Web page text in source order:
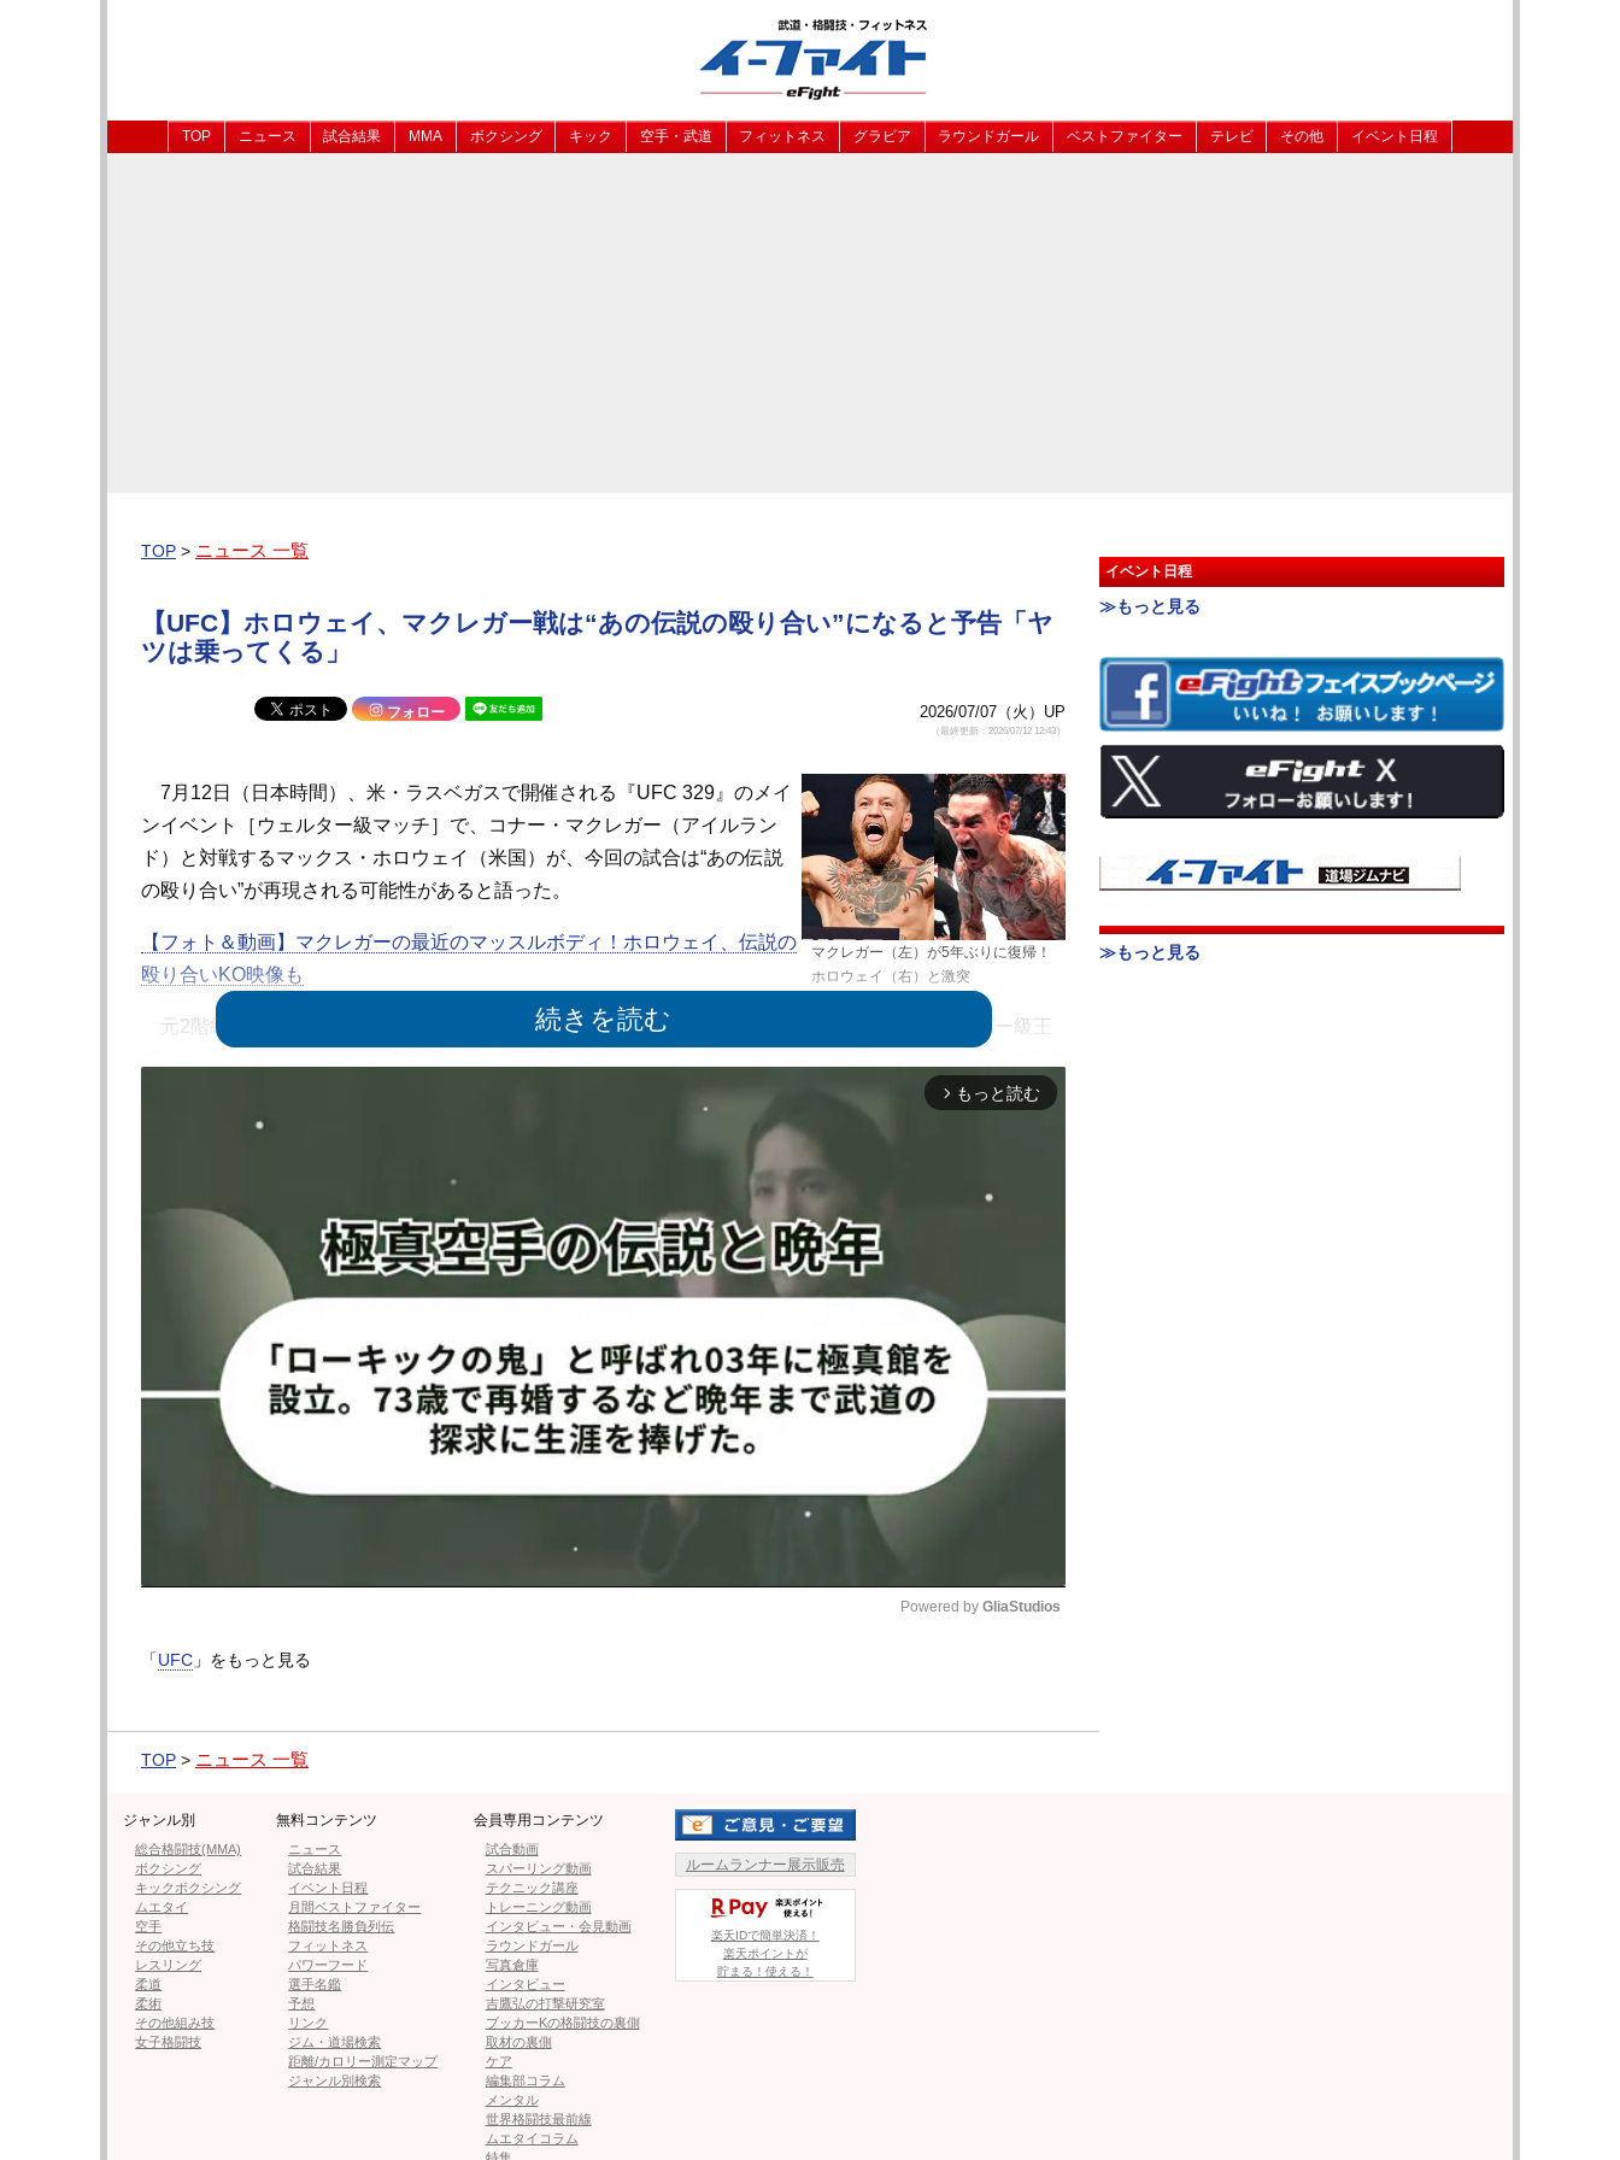
TOP ニュース 試合結果 MMA ボクシング キック 空手・武道 フィットネス グラビア ラウンドガール ベストファイター テレビ その他 イベント日程
TOP > ニュース 一覧
【UFC】ホロウェイ、マクレガー戦は“あの伝説の殴り合い”になると予告「ヤ
ツは乗ってくる」
フォロー 2026/07/07（火）UP
（最終更新：2026/07/12 12:43）
マクレガー（左）が5年ぶりに復帰！
ホロウェイ（右）と激突
7月12日（日本時間）、米・ラスベガスで開催される『UFC 329』のメイ
ンイベント［ウェルター級マッチ］で、コナー・マクレガー（アイルラン
ド）と対戦するマックス・ホロウェイ（米国）が、今回の試合は“あの伝説
の殴り合い”が再現される可能性があると語った。
【フォト＆動画】マクレガーの最近のマッスルボディ！ホロウェイ、伝説の
殴り合いKO映像も
元2階級制覇王者マクレガーの約5年ぶりのオクタゴン復帰となる注目の一戦。元UFC世界フェザー級王
ホロウェイは6日にYouTube公開された『MMA Fighting』のデイモン・マーティン記者の取材で、5年ぶ
りに復帰するマクレガーに対して「この5年間、彼が何をしてきたかは俺たちも見てきた。『彼はパーティ
ーばかりやってきた』と多くが語るが、それも彼が敢えて見せてきたかもしれない。閉ざされたドアの向
こうで何が起きていたかなんて誰にも分からない」と警戒。
さらに「5年あれば、心身のリセットができる。減量をしなくて済むし、体を回復させることができる。
私は最高の状態のコナー・マクレガーを想定している」と、歴史に残る一戦になることを期待した。
ホロウェイの歴史に残る一戦と言えば、UFCファンなら誰もが24年4月の『UFC300』でのジャスティ
ン・ゲイジーとの激闘を思い出すだろう。
BMFのタイトルマッチ、当時の王者ゲイジーにホロウェイが挑んだ戦いだったが、終始スタンド攻防と
なった最終5Rの残り10秒、ホロウェイがオクタゴンの中央を指差すと、両者が前に出て激しい殴り合い。
残り1秒、ホロウェイの右フックでゲイジーが失神ダウンし、ホロウェイが劇的なKO勝利を飾った。
ると思う。ヤツにはそれをやるだけのエネルギーがある。実際に戦うまでは分からないが、誘い出せば、
追い込んでそれをやりに行くはずだ」と語った。
▶︎次ページは【フォト＆動画】マクレガーの最近のマッスルボディ！ホロウェイ、伝説の殴り合いKO映像
も
1
≪ 前のページへ 次のページへ ≫
フォロー
●編集部オススメ
・【フォト＆動画】マクレガーの最近のマッスルボディ！ホロウェイ、伝説の殴り合いKO映像
・マクレガーvsホロウェイ2 UFC 結果｜全試合結果を速報しています＝7.12
arrow_forward_ios もっと読む
Powered by GliaStudios
「UFC 」をもっと見る
TOP > ニュース 一覧
イベント日程
≫もっと見る
≫もっと見る
ジャンル別
総合格闘技(MMA)
ボクシング
キックボクシング
ムエタイ
空手
その他立ち技
レスリング
柔道
柔術
その他組み技
女子格闘技
無料コンテンツ
ニュース
試合結果
イベント日程
月間ベストファイター
格闘技名勝負列伝
フィットネス
パワーフード
選手名鑑
予想
リンク
ジム・道場検索
距離/カロリー測定マップ
ジャンル別検索
会員専用コンテンツ
試合動画
スパーリング動画
テクニック講座
トレーニング動画
インタビュー・会見動画
ラウンドガール
写真倉庫
インタビュー
吉鷹弘の打撃研究室
ブッカーKの格闘技の裏側
取材の裏側
ケア
編集部コラム
メンタル
世界格闘技最前線
ムエタイコラム
ルームランナー展示販売
楽天IDで簡単決済！
楽天ポイントが
貯まる！使える！